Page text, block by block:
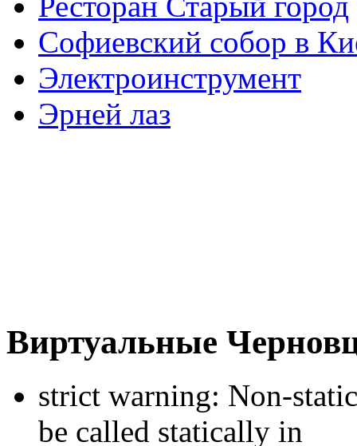
Софиевский собор в
Электроинструмент
Эрней лаз
Виртуальные
strict warning: Non-
be called statically in